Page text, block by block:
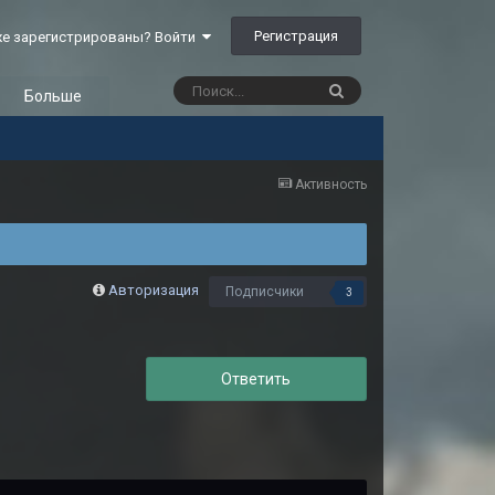
зарегистрированы? Войти Регистрация
Больше
Активность
Авторизация Подписчики 3
Ответить